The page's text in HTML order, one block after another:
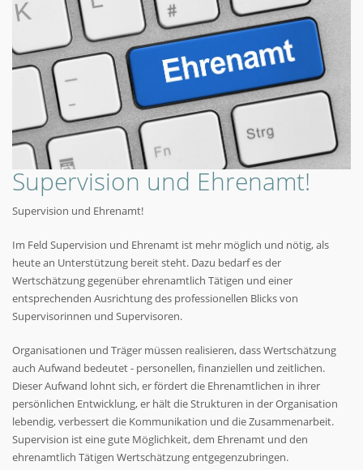
Supervision und Ehrenamt!
Supervision und Ehrenamt!
Im Feld Supervision und Ehrenamt ist mehr möglich und nötig, als
heute an Unterstützung bereit steht. Dazu bedarf es der
Wertschätzung gegenüber ehrenamtlich Tätigen und einer
entsprechenden Ausrichtung des professionellen Blicks von
Supervisorinnen und Supervisoren.
Organisationen und Träger müssen realisieren, dass Wertschätzung
auch Aufwand bedeutet - personellen, finanziellen und zeitlichen.
Dieser Aufwand lohnt sich, er fördert die Ehrenamtlichen in ihrer
persönlichen Entwicklung, er hält die Strukturen in der Organisation
lebendig, verbessert die Kommunikation und die Zusammenarbeit.
Supervision ist eine gute Möglichkeit, dem Ehrenamt und den
ehrenamtlich Tätigen Wertschätzung entgegenzubringen.